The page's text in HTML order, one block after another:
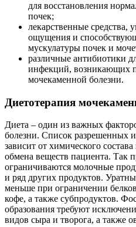
для восстановления
почек;
лекарственные
ощущения и
мускулатуры почек и
различные антибиотики
инфекций, возникающих
мочекаменной болезни.
Диетотерапия
Диета – один из важных
болезни. Список разрешенных
зависит от химического
обмена веществ пациента. Так
ограничиваются молочные
и ряд других продуктов.
меньше при ограничении
кофе, а также субпродуктов.
образования требуют
видов сыра и творога, а также